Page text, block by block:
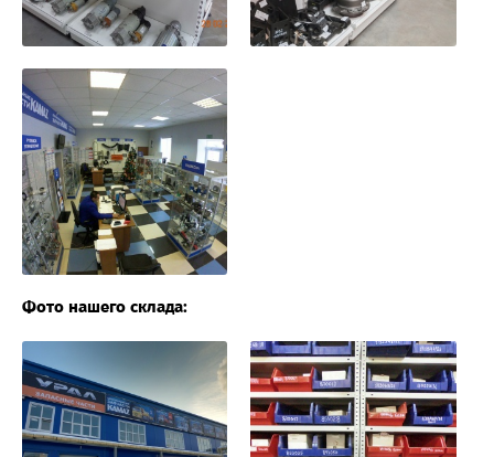
Фото нашего склада: